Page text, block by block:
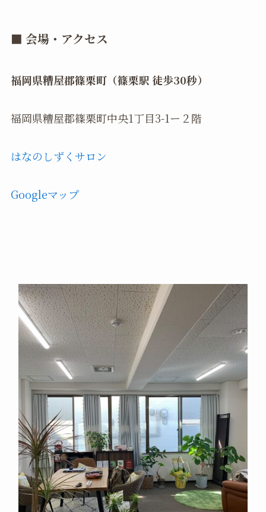
■ 会場・アクセス
福岡県糟屋郡篠栗町（篠栗駅 徒歩30秒）
福岡県糟屋郡篠栗町中央1丁目3-1ー２階
はなのしずくサロン
Googleマップ